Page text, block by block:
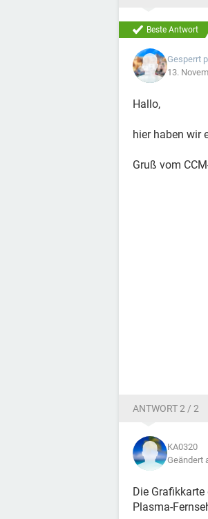
Beste Antwort
Gesperrt
13.
Hallo,
hier haben wir
Gruß vom
ANTWORT 2 / 2
KA0320
Geändert
Die
Plasma-